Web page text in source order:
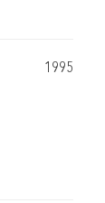
1995